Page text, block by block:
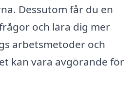
Dessutom får du en
och lära dig mer
arbetsmetoder och
kan vara avgörande för